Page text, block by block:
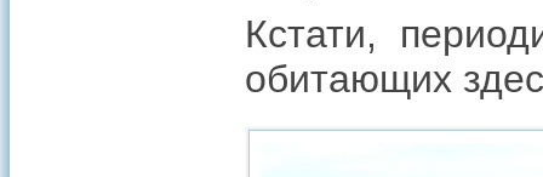
Кстати,
обитающих